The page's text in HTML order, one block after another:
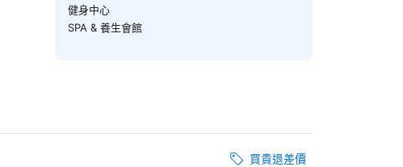
健身中心
SPA & 養生會館
買貴退差價